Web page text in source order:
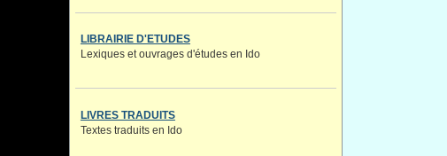
LIBRAIRIE D'ETUDES
Lexiques et ouvrages d'études en Ido
LIVRES TRADUITS
Textes traduits en Ido